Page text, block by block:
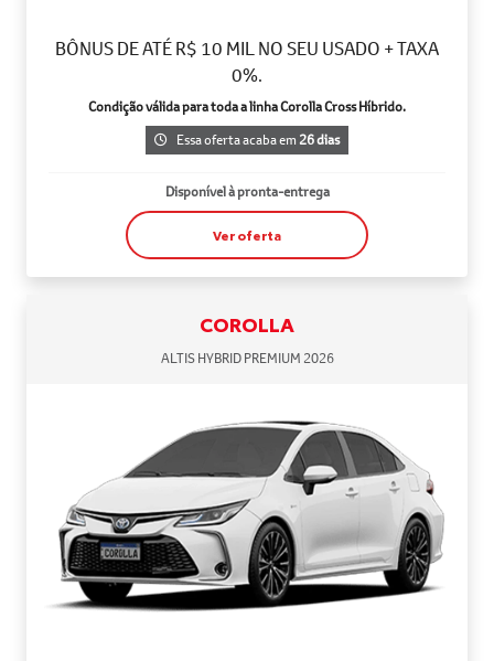
BÔNUS DE ATÉ R$ 10 MIL NO SEU USADO + TAXA
0%.
Condição válida para toda a linha Corolla Cross Híbrido.
Essa oferta acaba em26 dias
Disponível à pronta-entrega
Ver oferta
COROLLA
ALTIS HYBRID PREMIUM 2026